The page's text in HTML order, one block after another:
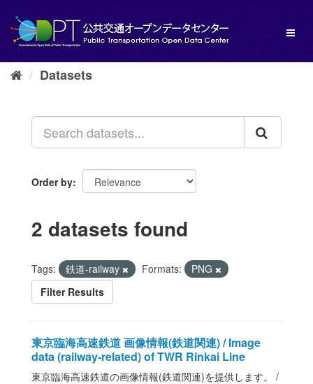
content
Datasets
Order by
2 datasets found
Tags: 鉄道-railway Formats:
PNG
Filter Results
東京臨海高速鉄道 画像情報(鉄道関連) / Image
data (railway-related) of TWR Rinkai Line
東京臨海高速鉄道の画像情報(鉄道関連)を提供します。 /